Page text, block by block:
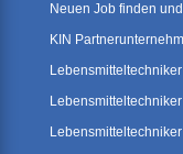
Neuen Job finden
KIN